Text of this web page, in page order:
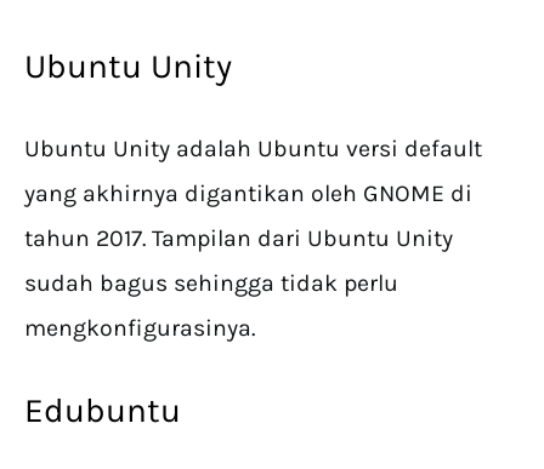
Ubuntu Unity
Ubuntu Unity adalah Ubuntu versi default
yang akhirnya digantikan oleh GNOME di
tahun 2017. Tampilan dari Ubuntu Unity
sudah bagus sehingga tidak perlu
mengkonfigurasinya.
Edubuntu